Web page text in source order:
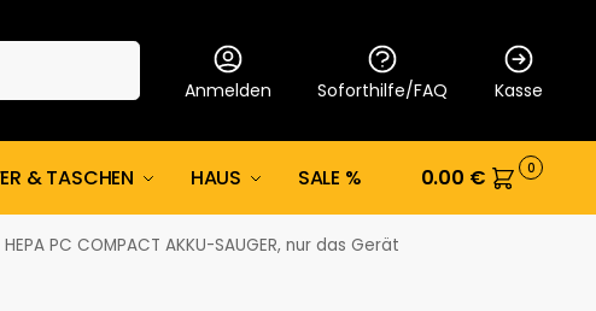
Anmelden Soforthilfe/FAQ Kasse
& TASCHEN HAUS SALE % 0.00 € 0
PC COMPACT AKKU-SAUGER, nur das Gerät